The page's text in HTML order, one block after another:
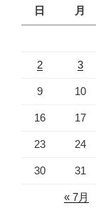
日
月
2 3
9 10
16 17
23 24
30 31
« 7月